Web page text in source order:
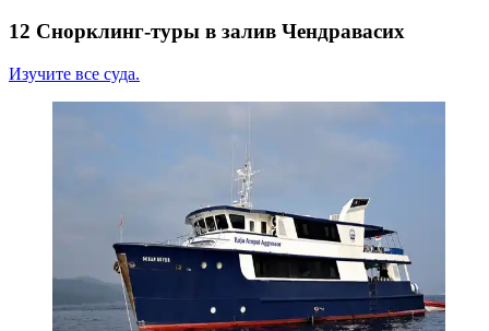
12 Снорклинг-туры в залив Чендравасих
Изучите все суда.